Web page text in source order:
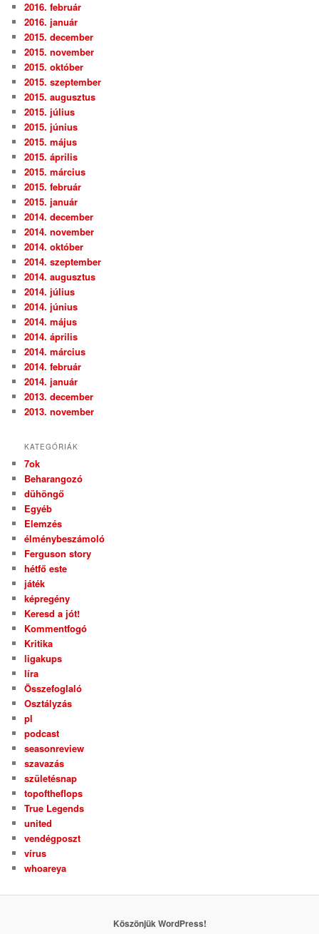
2016. február
2016. január
2015. december
2015. november
2015. október
2015. szeptember
2015. augusztus
2015. július
2015. június
2015. május
2015. április
2015. március
2015. február
2015. január
2014. december
2014. november
2014. október
2014. szeptember
2014. augusztus
2014. július
2014. június
2014. május
2014. április
2014. március
2014. február
2014. január
2013. december
2013. november
KATEGÓRIÁK
7ok
Beharangozó
dühöngő
Egyéb
Elemzés
élménybeszámoló
Ferguson story
hétfő este
játék
képregény
Keresd a jót!
Kommentfogó
Kritika
ligakups
líra
Összefoglaló
Osztályzás
pl
podcast
seasonreview
szavazás
születésnap
topoftheflops
True Legends
united
vendégposzt
vírus
whoareya
Köszönjük WordPress!